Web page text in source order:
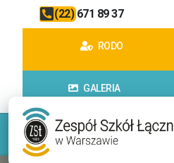
(22) 671 89 37
RODO
GALERIA